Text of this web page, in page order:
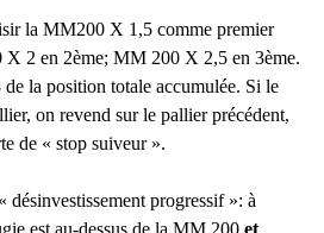
la MM200 X 1,5 comme premier
2 en 2ème; MM 200 X 2,5 en 3ème.
la position totale accumulée. Si le
on revend sur le pallier précédent,
de « stop suiveur ».
désinvestissement progressif »: à
est au-dessus de la MM 200 et